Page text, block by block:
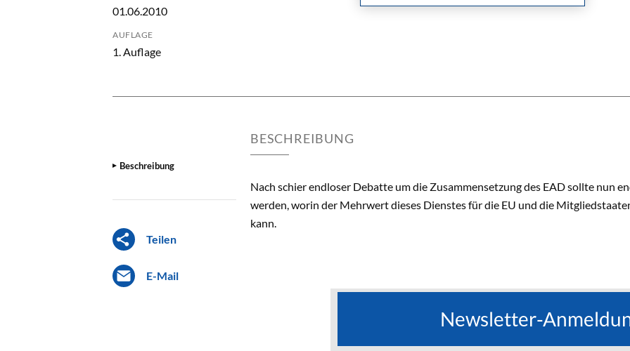
01.06.2010
AUFLAGE
1. Auflage
Beschreibung
Teilen
E-Mail
BESCHREIBUNG
Nach schier endloser Debatte um die Zusammensetzung des EAD sollte nun
werden, worin der Mehrwert dieses Dienstes für die EU und die
kann.
Newsletter-